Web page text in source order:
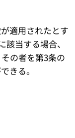
適用されたとす
当する場合、
の者を第3条の
きる。